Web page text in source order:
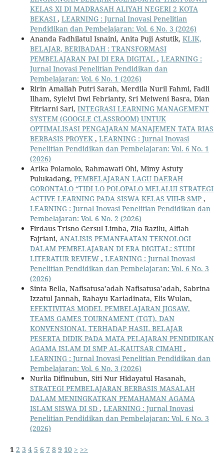
KELAS XI DI MADRASAH ALIYAH NEGERI 2 KOTA
BEKASI , LEARNING : Jurnal Inovasi Penelitian
Pendidikan dan Pembelajaran: Vol. 6 No. 3 (2026)
Ananda Fadhilatul Isnaini, Anita Puji Astutik, KLIK,
BELAJAR, BERIBADAH : TRANSFORMASI
PEMBELAJARAN PAI DI ERA DIGITAL , LEARNING :
Jurnal Inovasi Penelitian Pendidikan dan
Pembelajaran: Vol. 6 No. 1 (2026)
Ririn Amaliah Putri Sarah, Merdila Nuril Fahmi, Fadli
Ilham, Syielvi Dwi Febrianty, Sri Meiweni Basra, Dian
Fitriarni Sari, INTEGRASI LEARNING MANAGEMENT
SYSTEM (GOOGLE CLASSROOM) UNTUK
OPTIMALISASI PENGAJARAN MANAJEMEN TATA RIAS
BERBASIS PROYEK , LEARNING : Jurnal Inovasi
Penelitian Pendidikan dan Pembelajaran: Vol. 6 No. 1
(2026)
Arika Polamolo, Rahmawati Ohi, Mimy Astuty
Pulukadang, PEMBELAJARAN LAGU DAERAH
GORONTALO “TIDI LO POLOPALO MELALUI STRATEGI
ACTIVE LEARNING PADA SISWA KELAS VIII-B SMP ,
LEARNING : Jurnal Inovasi Penelitian Pendidikan dan
Pembelajaran: Vol. 6 No. 2 (2026)
Firdaus Trisno Gersul Limba, Zila Razilu, Alfiah
Fajriani, ANALISIS PEMANFAATAN TEKNOLOGI
DALAM PEMBELAJARAN DI ERA DIGITAL: STUDI
LITERATUR REVIEW , LEARNING : Jurnal Inovasi
Penelitian Pendidikan dan Pembelajaran: Vol. 6 No. 3
(2026)
Sinta Bella, Nafisatusa’adah Nafisatusa’adah, Sabrina
Izzatul Jannah, Rahayu Kariadinata, Elis Wulan,
EFEKTIVITAS MODEL PEMBELAJARAN JIGSAW,
TEAMS GAMES TOURNAMENT (TGT), DAN
KONVENSIONAL TERHADAP HASIL BELAJAR
PESERTA DIDIK PADA MATA PELAJARAN PENDIDIKAN
AGAMA ISLAM DI SMP AL-KAUTSAR CIMAHI ,
LEARNING : Jurnal Inovasi Penelitian Pendidikan dan
Pembelajaran: Vol. 6 No. 3 (2026)
Nurlia Difinubun, Siti Nur Hidayatul Hasanah,
STRATEGI PEMBELAJARAN BERBASIS MASALAH
DALAM MENINGKATKAN PEMAHAMAN AGAMA
ISLAM SISWA DI SD , LEARNING : Jurnal Inovasi
Penelitian Pendidikan dan Pembelajaran: Vol. 6 No. 3
(2026)
1 2 3 4 5 6 7 8 9 10 > >>